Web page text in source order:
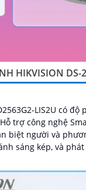
HIKVISION DS-
LIS2U có
biệt người và
sáng kép, và